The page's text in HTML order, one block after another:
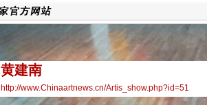
黄建南
http://www.Chinaartnews.cn/Artis_show.php?id=51